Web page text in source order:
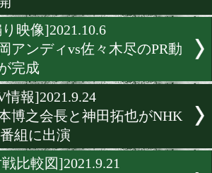
[PR動画]2021.11.16
丸田陽七太のPR動画が完成
[煽り映像]2021.10.8
中嶋一輝vs栗原慶太のPR映
公開
[煽り映像]2021.10.6